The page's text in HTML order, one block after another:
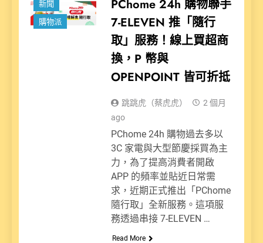
新聞
購物派
PChome 24h 購物聯手
7-ELEVEN 推「隨行
取」服務！線上買超商
換，P 幣與
OPENPOINT 皆可折抵
跳跳虎（蔡虎虎）
2 個月
ago
PChome 24h 購物過去多以
3C 家電與大型節慶採買為主
力，為了提高消費者開啟
APP 的頻率並貼近日常需
求，近期正式推出「PChome
隨行取」全新服務。這項服
務透過串接 7-ELEVEN …
Read More